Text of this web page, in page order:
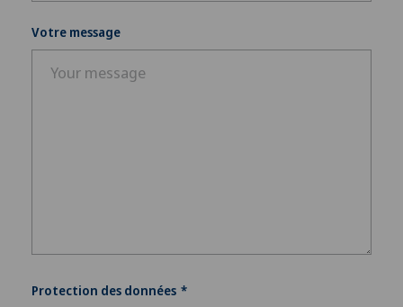
Épaule gelée
Ergothérapie
Votre message
Protection des données